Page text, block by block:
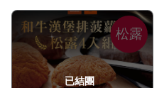
松露
已結團